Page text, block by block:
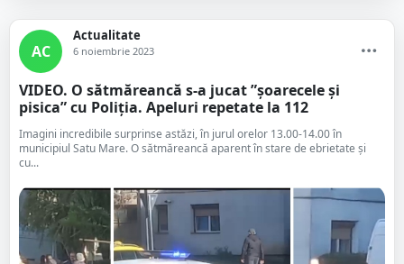
AC
Actualitate
6 noiembrie 2023
VIDEO. O sătmăreancă s-a jucat ”șoarecele și
pisica” cu Poliția. Apeluri repetate la 112
Imagini incredibile surprinse astăzi, în jurul orelor 13.00-14.00 în
municipiul Satu Mare. O sătmăreancă aparent în stare de ebrietate și
cu...